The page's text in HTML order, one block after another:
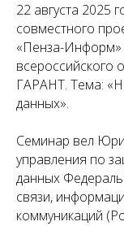
22 августа 2025
совместного
«Пенза-Информ»
всероссийского
ГАРАНТ. Тема:
данных».
Семинар вел
управления по
данных
связи,
коммуникаций